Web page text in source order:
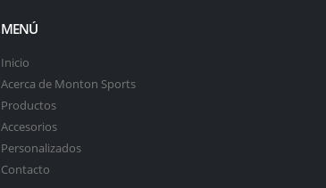
MENÚ
Inicio
Acerca de Monton Sports
Productos
Accesorios
Personalizados
Contacto